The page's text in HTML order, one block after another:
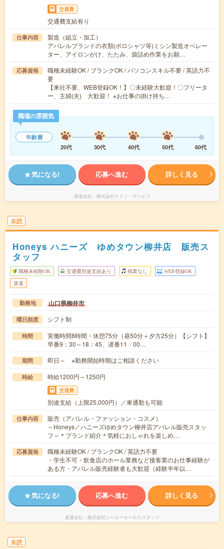
交通費
交通費支給有り
仕事内容
製造（組立・加工）
アパレルブランドの衣類(ポロシャツ等)ミシン製造オペレー
ター、アイロンがけ、たたみ、袋詰め作業をお願…
応募資格
職種未経験OK / ブランクOK / パソコンスキル不要 / 英語力不
要
【来社不要、WEB登録OK！】〇未経験大歓迎！〇フリータ
ー、主婦(夫) 大歓迎！ ※お仕事の掛け持ち…
職場の雰囲気
年齢層
20代
30代 40代 50代 60代
気になる! 応募へ進む 詳しく見る
派遣会社 株式会社テクノ・サービス
未読
Honeys ハニーズ ゆめタウン柳井店 販売ス
タッフ
職種未経験OK 交通費別途支給あり 残業なし WEB登録OK
派遣
勤務地 山口県柳井市
曜日頻度 シフト制
時間
実働時間8時間・休憩75分（昼50分＋夕方25分）【シフト】
早番9：30～18：45、遅番11：00…
期間 即日～ ※勤務開始時期はご相談ください
時給 時給1200円～1250円
交通費
別途支給（上限25,000円）／車通勤も可能
仕事内容
販売（アパレル・ファッション・コスメ）
～Honeys／ハニーズゆめタウン柳井店アパレル販売スタッ
フ～＊ブランド紹介＊気軽におしゃれを楽しめ…
応募資格
職種未経験OK / ブランクOK / 英語力不要
・学生不可・飲食店のホール業務など接客業のお仕事経験が
ある方・アパレル販売経験者も大歓迎（経験半年以…
気になる! 応募へ進む 詳しく見る
派遣会社 株式会社シーエーセールススタッフ
未読